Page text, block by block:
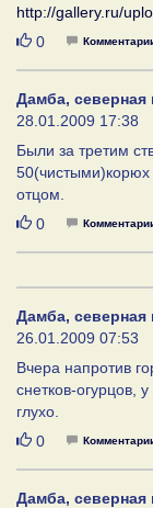
http://gallery.ru/
Нравится
0
Дамба, северная
28.01.2009 17:38
Были за третим
50(чистыми)корюх
отцом.
Нравится
0
Дамба, северная
26.01.2009 07:53
Вчера напротив
снетков-огурцов,
глухо.
Нравится
0
Дамба, северная